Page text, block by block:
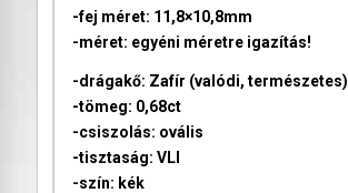
-fej méret: 11,8×10,8mm
-méret: egyéni méretre igazítás!
-drágakő: Zafír (valódi, természetes)
-tömeg: 0,68ct
-csiszolás: ovális
-tisztaság: VLI
-szín: kék